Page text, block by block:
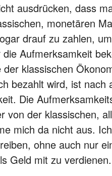
ausdrücken, dass
monetären
drauf zu zahlen,
Aufmerksamkeit
klassischen
bezahlt wird, ist nach
Die
von der klassischen,
mich da nicht aus.
ohne auch nur
Geld mit zu